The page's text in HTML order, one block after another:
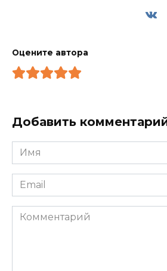
Оцените автора
Добавить
Имя
*
Email
*
Комментарий